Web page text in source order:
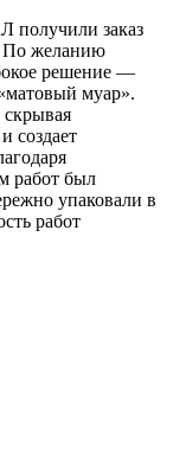
заказ
По желанию
решение —
муар».
скрывая
создает
работ был
упаковали в
работ